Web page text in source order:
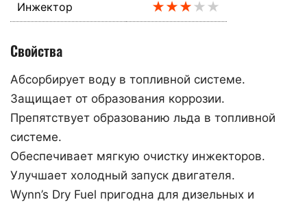
Инжектор ★★★★★
Свойства
Абсорбирует воду в топливной системе.
Защищает от образования коррозии.
Препятствует образованию льда в топливной
системе.
Обеспечивает мягкую очистку инжекторов.
Улучшает холодный запуск двигателя.
Wynn’s Dry Fuel пригодна для дизельных и